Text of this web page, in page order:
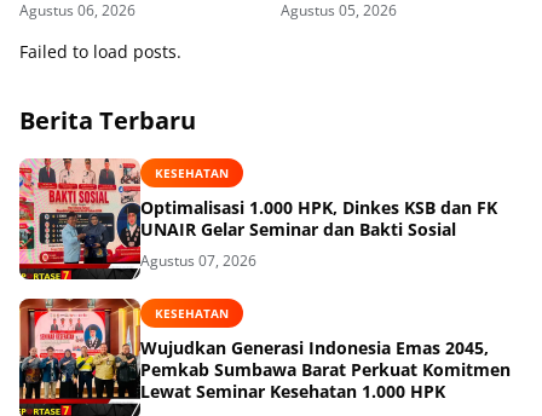
Masyarakat
Agustus 06, 2026 Agustus 05, 2026
Failed to load posts.
Berita Terbaru
KESEHATAN
Optimalisasi 1.000 HPK, Dinkes KSB dan FK
UNAIR Gelar Seminar dan Bakti Sosial
Agustus 07, 2026
KESEHATAN
Wujudkan Generasi Indonesia Emas 2045,
Pemkab Sumbawa Barat Perkuat Komitmen
Lewat Seminar Kesehatan 1.000 HPK